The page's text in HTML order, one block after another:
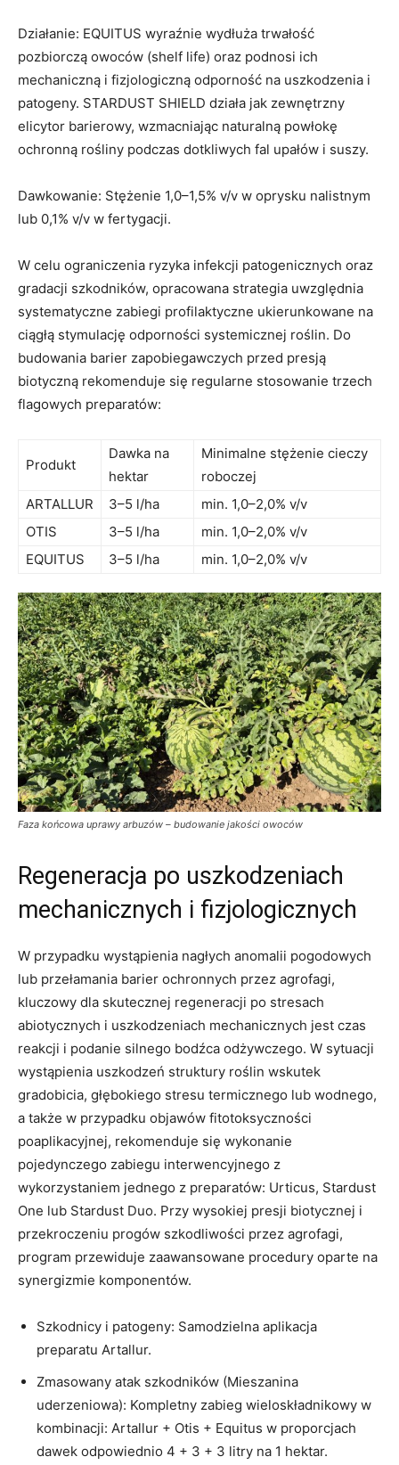
Działanie: EQUITUS wyraźnie wydłuża trwałość
pozbiorczą owoców (shelf life) oraz podnosi ich
mechaniczną i fizjologiczną odporność na uszkodzenia i
patogeny. STARDUST SHIELD działa jak zewnętrzny
elicytor barierowy, wzmacniając naturalną powłokę
ochronną rośliny podczas dotkliwych fal upałów i suszy.
Dawkowanie: Stężenie 1,0–1,5% v/v w oprysku nalistnym
lub 0,1% v/v w fertygacji.
W celu ograniczenia ryzyka infekcji patogenicznych oraz
gradacji szkodników, opracowana strategia uwzględnia
systematyczne zabiegi profilaktyczne ukierunkowane na
ciągłą stymulację odporności systemicznej roślin. Do
budowania barier zapobiegawczych przed presją
biotyczną rekomenduje się regularne stosowanie trzech
flagowych preparatów:
Produkt
Dawka na
hektar
Minimalne stężenie cieczy
roboczej
ARTALLUR
3–5 l/ha
min. 1,0–2,0% v/v
OTIS
3–5 l/ha
min. 1,0–2,0% v/v
EQUITUS
3–5 l/ha min. 1,0–2,0% v/v
Faza końcowa uprawy arbuzów – budowanie jakości owoców
Regeneracja po uszkodzeniach
mechanicznych i fizjologicznych
W przypadku wystąpienia nagłych anomalii pogodowych
lub przełamania barier ochronnych przez agrofagi,
kluczowy dla skutecznej regeneracji po stresach
abiotycznych i uszkodzeniach mechanicznych jest czas
reakcji i podanie silnego bodźca odżywczego. W sytuacji
wystąpienia uszkodzeń struktury roślin wskutek
gradobicia, głębokiego stresu termicznego lub wodnego,
a także w przypadku objawów fitotoksyczności
poaplikacyjnej, rekomenduje się wykonanie
pojedynczego zabiegu interwencyjnego z
wykorzystaniem jednego z preparatów: Urticus, Stardust
One lub Stardust Duo. Przy wysokiej presji biotycznej i
przekroczeniu progów szkodliwości przez agrofagi,
program przewiduje zaawansowane procedury oparte na
synergizmie komponentów.
Szkodnicy i patogeny: Samodzielna aplikacja
preparatu Artallur.
Zmasowany atak szkodników (Mieszanina
uderzeniowa): Kompletny zabieg wieloskładnikowy w
kombinacji: Artallur + Otis + Equitus w proporcjach
dawek odpowiednio 4 + 3 + 3 litry na 1 hektar.